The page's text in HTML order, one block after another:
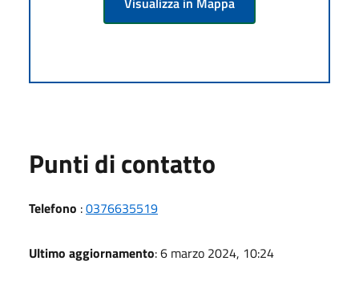
Punti di contatto
Telefono :0376635519
Ultimo aggiornamento: 6 marzo 2024, 10:24